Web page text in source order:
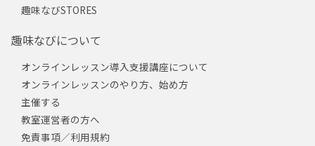
趣味なびSTORES
趣味なびについて
オンラインレッスン導入支援講座について
オンラインレッスンのやり方、始め方
主催する
教室運営者の方へ
免責事項／利用規約